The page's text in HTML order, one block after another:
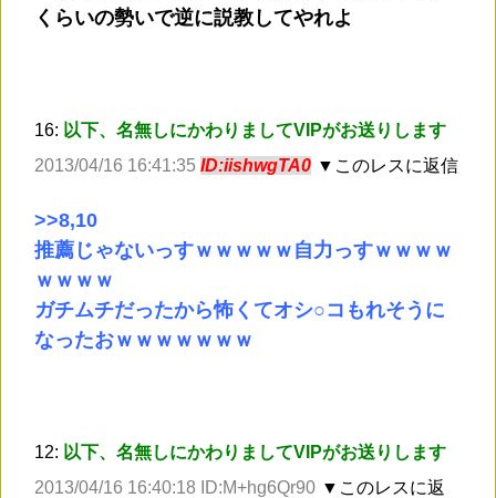
くらいの勢いで逆に説教してやれよ
16: 以下、名無しにかわりましてVIPがお送りします
2013/04/16 16:41:35 ID:iishwgTA0 ▼このレスに返信
>>8,10
推薦じゃないっすｗｗｗｗｗ自力っすｗｗｗｗ
ｗｗｗｗ
ガチムチだったから怖くてオシ○コもれそうに
なったおｗｗｗｗｗｗｗ
12: 以下、名無しにかわりましてVIPがお送りします
2013/04/16 16:40:18 ID:M+hg6Qr90 ▼このレスに返